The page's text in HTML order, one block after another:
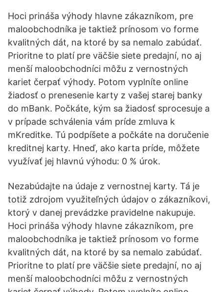
Hoci prináša výhody hlavne zákazníkom, pre
maloobchodníka je taktiež prínosom vo forme
kvalitných dát, na ktoré by sa nemalo zabúdať.
Prioritne to platí pre väčšie siete predajní, no aj
menší maloobchodníci môžu z vernostných
kariet čerpať výhody. Potom vyplníte online
žiadosť o prenesenie karty z vašej starej banky
do mBank. Počkáte, kým sa žiadosť sprocesuje a
v prípade schválenia vám príde zmluva k
mKreditke. Tú podpíšete a počkáte na doručenie
kreditnej karty. Hneď, ako karta príde, môžete
využívať jej hlavnú výhodu: 0 % úrok.
Nezabúdajte na údaje z vernostnej karty. Tá je
totiž zdrojom využiteľných údajov o zákazníkovi,
ktorý v danej prevádzke pravidelne nakupuje.
Hoci prináša výhody hlavne zákazníkom, pre
maloobchodníka je taktiež prínosom vo forme
kvalitných dát, na ktoré by sa nemalo zabúdať.
Prioritne to platí pre väčšie siete predajní, no aj
menší maloobchodníci môžu z vernostných